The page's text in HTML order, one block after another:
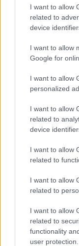
I want to allow
related to
device
I want to allow
Google for
I want to allow
personalized
I want to allow
related to
device
I want to allow
related to
I want to allow
related to
I want to allow
related to
functionality
user protection.